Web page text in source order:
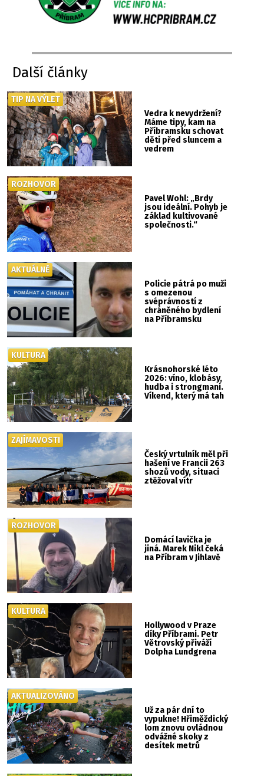
Další články
Vedra k nevydržení?
Máme tipy, kam na
Příbramsku schovat
děti před sluncem a
vedrem
TIP NA VÝLET
Pavel Wohl: „Brdy
jsou ideální. Pohyb je
základ kultivované
společnosti.“
ROZHOVOR
Policie pátrá po muži
s omezenou
svéprávností z
chráněného bydlení
na Příbramsku
AKTUÁLNĚ
Krásnohorské léto
2026: víno, klobásy,
hudba i strongmani.
Víkend, který má tah
KULTURA
Český vrtulník měl při
hašení ve Francii 263
shozů vody, situaci
ztěžoval vítr
ZAJÍMAVOSTI
Domácí lavička je
jiná. Marek Nikl čeká
na Příbram v Jihlavě
ROZHOVOR
Hollywood v Praze
díky Příbrami. Petr
Větrovský přiváží
Dolpha Lundgrena
KULTURA
Už za pár dní to
vypukne! Hřiměždický
lom znovu ovládnou
odvážné skoky z
desítek metrů
AKTUALIZOVÁNO